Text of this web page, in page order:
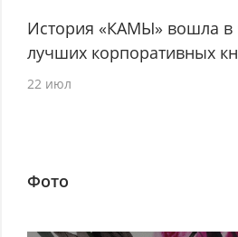
История «КАМЫ» вошла в
лучших корпоративных
22 июл
Фото